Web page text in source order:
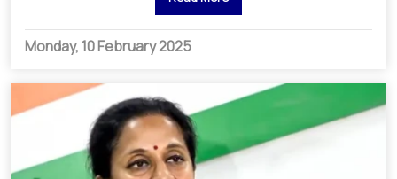
Monday, 10 February 2025